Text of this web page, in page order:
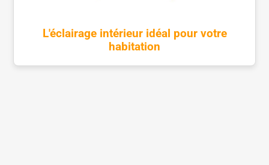
L'éclairage intérieur idéal pour votre
habitation